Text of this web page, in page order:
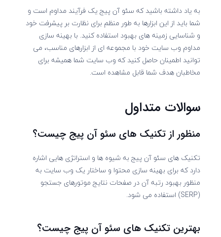
به یاد داشته باشید که سئو آن پیج یک فرآیند مداوم است و
شما باید از این ابزارها به طور منظم برای نظارت بر پیشرفت خود
و شناسایی زمینه های بهبود استفاده کنید. با بهینه سازی
مداوم وب سایت خود با مجموعه ای از ابزارهای مناسب، می
توانید اطمینان حاصل کنید که وب سایت شما همیشه برای
مخاطبان هدف شما قابل مشاهده است.
سوالات متداول
منظور از تکنیک های سئو آن پیج چیست؟
تکنیک های سئو آن پیج به شیوه ها و استراتژی هایی اشاره
دارد که برای بهینه سازی محتوا و ساختار یک وب سایت به
منظور بهبود رتبه آن در صفحات نتایج موتورهای جستجو
(SERP) استفاده می شود.
بهترین تکنیک های سئو آن پیج چیست؟